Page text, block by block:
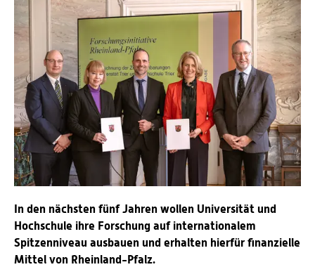
Personalvertretungen
Schwerbehindertenvertretungen
Informationssicherheit
Personalentwicklung
Personensuche
In den nächsten fünf Jahren wollen Universität und
Hochschule ihre Forschung auf internationalem
Spitzenniveau ausbauen und erhalten hierfür finanzielle
Mittel von Rheinland-Pfalz.